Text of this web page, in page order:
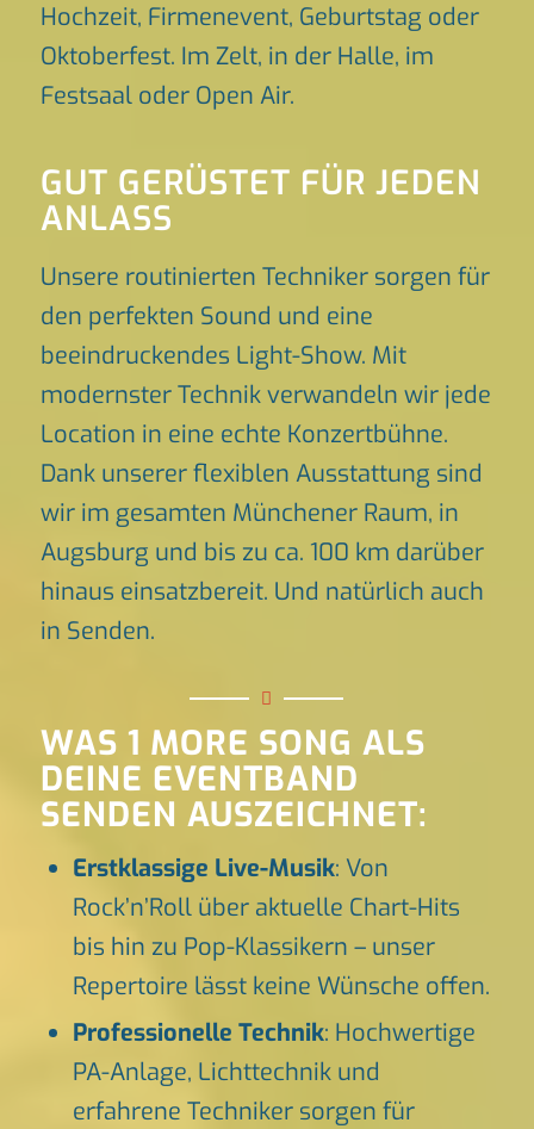
Hochzeit, Firmenevent, Geburtstag oder
Oktoberfest. Im Zelt, in der Halle, im
Festsaal oder Open Air.
GUT GERÜSTET FÜR JEDEN
ANLASS
Unsere routinierten Techniker sorgen für
den perfekten Sound und eine
beeindruckendes Light-Show. Mit
modernster Technik verwandeln wir jede
Location in eine echte Konzertbühne.
Dank unserer flexiblen Ausstattung sind
wir im gesamten Münchener Raum, in
Augsburg und bis zu ca. 100 km darüber
hinaus einsatzbereit. Und natürlich auch
in Senden.
WAS 1 MORE SONG ALS
DEINE EVENTBAND
SENDEN AUSZEICHNET:
Erstklassige Live-Musik: Von
Rock’n’Roll über aktuelle Chart-Hits
bis hin zu Pop-Klassikern – unser
Repertoire lässt keine Wünsche offen.
Professionelle Technik: Hochwertige
PA-Anlage, Lichttechnik und
erfahrene Techniker sorgen für